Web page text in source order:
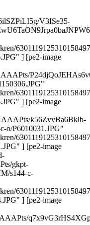
V3ISe35-
] [pe2-image
] [pe2-image
k56ZvvBa6Bklb-
o/P6010031.JPG"
] [pe2-image
gkpt-
s144-c-
] [pe2-image